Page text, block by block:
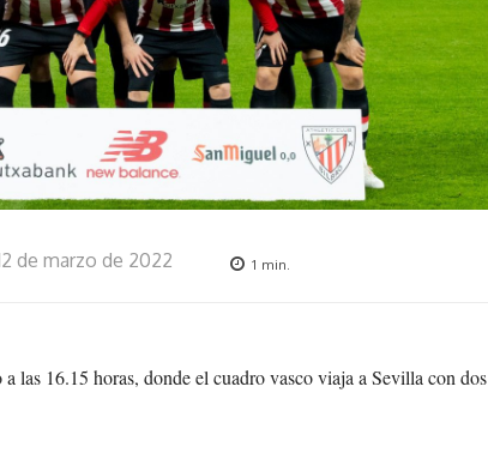
de marzo de 2022 1 min.
las 16.15 horas, donde el cuadro vasco viaja a Sevilla con dos